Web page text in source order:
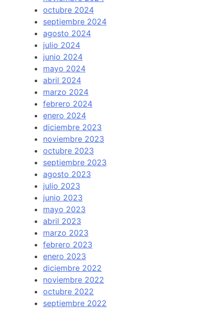
octubre 2024
septiembre 2024
agosto 2024
julio 2024
junio 2024
mayo 2024
abril 2024
marzo 2024
febrero 2024
enero 2024
diciembre 2023
noviembre 2023
octubre 2023
septiembre 2023
agosto 2023
julio 2023
junio 2023
mayo 2023
abril 2023
marzo 2023
febrero 2023
enero 2023
diciembre 2022
noviembre 2022
octubre 2022
septiembre 2022